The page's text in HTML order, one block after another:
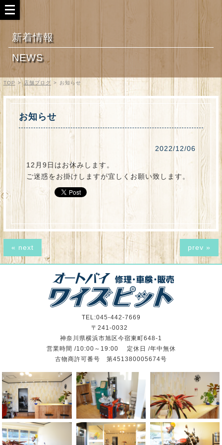
新着情報
NEWS
TOP > 店舗ブログ > お知らせ
お知らせ
2022/12/06
12月9日はお休みします。
ご迷惑をお掛けしますが宜しくお願い致します。
« next prev »
TEL:045-442-7669
〒241-0032
神奈川県横浜市旭区今宿東町648-1
営業時間 /10:00～19:00 定休日 /年中無休
古物商許可番号 第451380005674号